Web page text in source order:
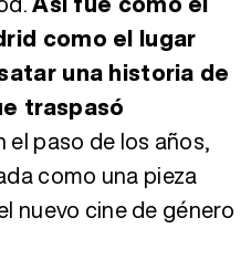
como el lugar
una historia de
traspasó
el paso de los años,
como una pieza
nuevo cine de género